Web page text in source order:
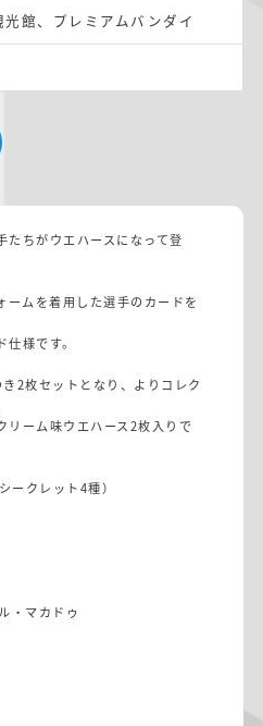
館、プレミアムバンダイ
たちがウエハースになって登
ムを着用した選手のカードを
様です。
2枚セットとなり、よりコレク
リーム味ウエハース2枚入りで
クレット4種）
・マカドゥ